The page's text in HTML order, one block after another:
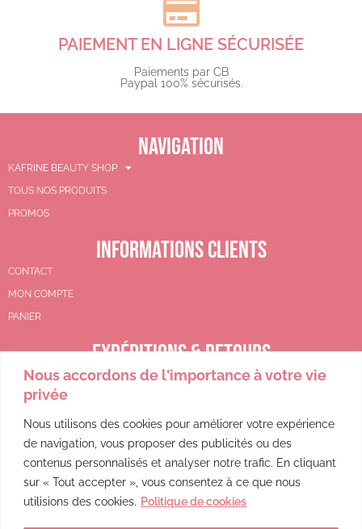
Nous accordons de l'importance à votre vie
privée
Nous utilisons des cookies pour améliorer votre expérience
de navigation, vous proposer des publicités ou des
contenus personnalisés et analyser notre trafic. En cliquant
sur « Tout accepter », vous consentez à ce que nous
utilisions des cookies. Politique de cookies
PAIEMENT EN LIGNE SÉCURISÉE
Paiements par CB
Paypal 100% sécurisés.​
NAVIGATION
KAFRINE BEAUTY SHOP
TOUS NOS PRODUITS
PROMOS
INFORMATIONS CLIENTS
CONTACT
MON COMPTE
PANIER
EXPÉDITIONS & RETOURS
CGV
POLITIQUE DE REMBOURSEMENT
POLITIQUE DE CONFIDENTIALITÉ
MENTIONS LÉGALES